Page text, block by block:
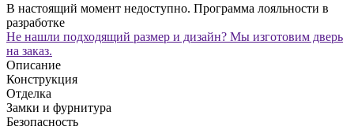
В настоящий момент недоступно. Программа лояльности в
разработке
Не нашли подходящий размер и дизайн? Мы изготовим дверь
на заказ.
Описание
Конструкция
Отделка
Замки и фурнитура
Безопасность